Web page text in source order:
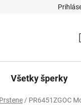
Všetky šperky
Prstene / PR6451ZGOC